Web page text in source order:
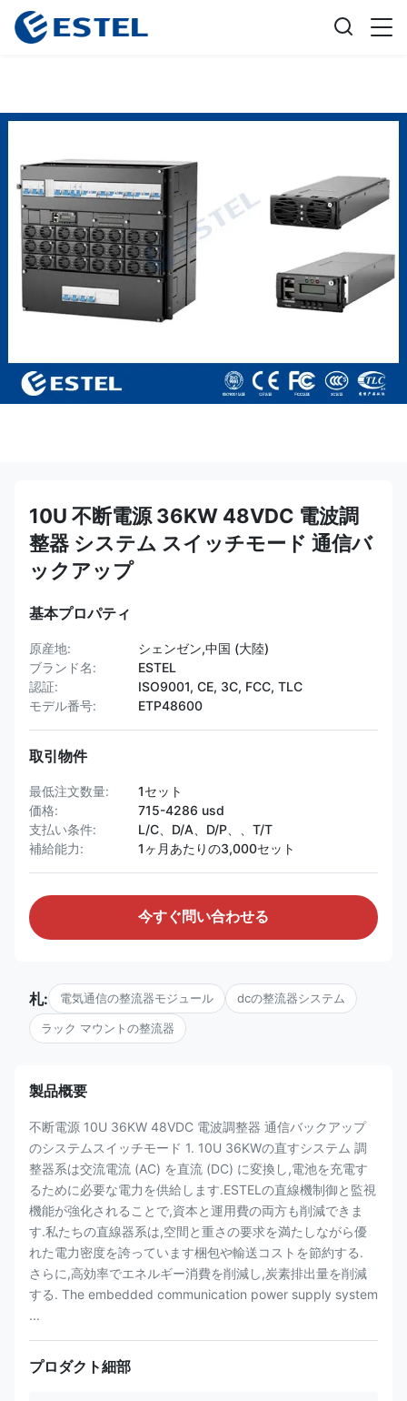
10U 不断電源 36KW 48VDC 電波調
整器 システム スイッチモード 通信バ
ックアップ
基本プロパティ
原産地:
シェンゼン,中国 (大陸)
ブランド名:
ESTEL
認証:
ISO9001, CE, 3C, FCC, TLC
モデル番号:
ETP48600
取引物件
最低注文数量:
1セット
価格:
715-4286 usd
支払い条件:
L/C、D/A、D/P、、T/T
補給能力:
1ヶ月あたりの3,000セット
今すぐ問い合わせる
札: 電気通信の整流器モジュール dcの整流器システム
ラック マウントの整流器
製品概要
不断電源 10U 36KW 48VDC 電波調整器 通信バックアップ
のシステムスイッチモード 1. 10U 36KWの直すシステム 調
整器系は交流電流 (AC) を直流 (DC) に変換し,電池を充電す
るために必要な電力を供給します.ESTELの直線機制御と監視
機能が強化されることで,資本と運用費の両方も削減できま
す.私たちの直線器系は,空間と重さの要求を満たしながら優
れた電力密度を誇っています梱包や輸送コストを節約する.
さらに,高効率でエネルギー消費を削減し,炭素排出量を削減
する. The embedded communication power supply system
...
プロダクト細部